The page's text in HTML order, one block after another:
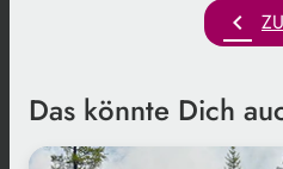
chevron_left
Das könnte Dich